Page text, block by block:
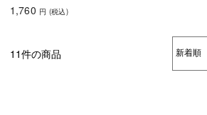
1,760 円 (税込)
11件の商品